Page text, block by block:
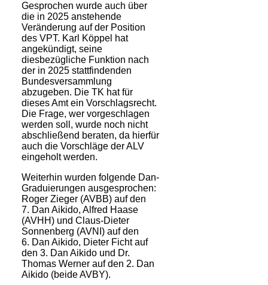
Gesprochen wurde auch über
die in 2025 anstehende
Veränderung auf der Position
des VPT. Karl Köppel hat
angekündigt, seine
diesbezügliche Funktion nach
der in 2025 stattfindenden
Bundes­versammlung
abzugeben. Die TK hat für
dieses Amt ein Vorschlagsrecht.
Die Frage, wer vorgeschla­gen
werden soll, wurde noch nicht
abschließend beraten, da hierfür
auch die Vorschläge der ALV
eingeholt werden.
Weiterhin wurden folgende Dan-
Graduierungen ausgesprochen:
Roger Zieger (AVBB) auf den
7. Dan Aikido, Alfred Haase
(AVHH) und Claus-Dieter
Sonnenberg (AVNI) auf den
6. Dan Aikido, Dieter Ficht auf
den 3. Dan Aikido und Dr.
Thomas Werner auf den 2. Dan
Aikido (beide AVBY).